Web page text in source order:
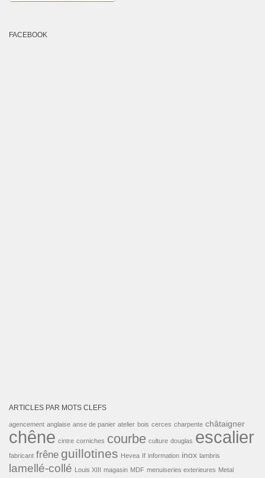
FACEBOOK
ARTICLES PAR MOTS CLEFS
agencement anglaise anse de panier atelier bois cerces charpente châtaigner
chêne cintre corniches courbe culture douglas escalier
fabricant frêne guillotines Hevea If information inox lambris
lamellé-collé Louis XIII magasin MDF menuiseries exterieures Metal